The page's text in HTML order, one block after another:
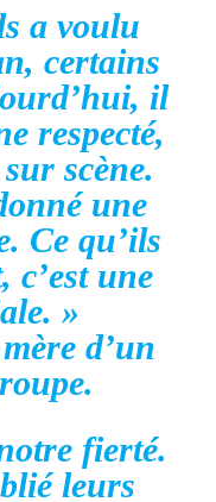
a voulu
certains
il
respecté,
scène.
une
Ce qu’ils
c’est une
»
d’un
fierté.
leurs